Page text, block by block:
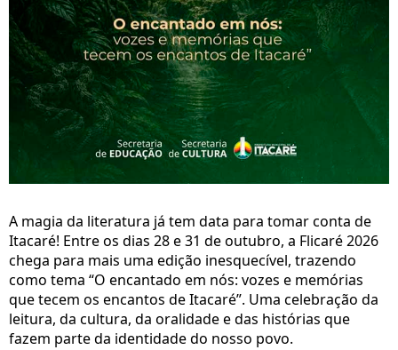
A magia da literatura já tem data para tomar conta de
Itacaré! Entre os dias 28 e 31 de outubro, a Flicaré 2026
chega para mais uma edição inesquecível, trazendo
como tema “O encantado em nós: vozes e memórias
que tecem os encantos de Itacaré”. Uma celebração da
leitura, da cultura, da oralidade e das histórias que
fazem parte da identidade do nosso povo.